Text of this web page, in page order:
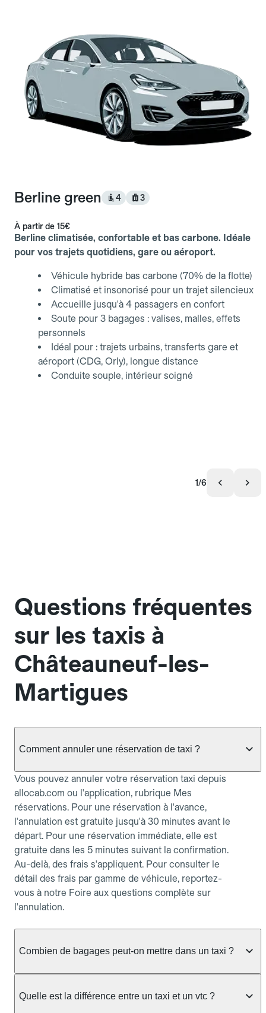
Berline green 4 3
À partir de 15€
Berline climatisée, confortable et bas carbone. Idéale
pour vos trajets quotidiens, gare ou aéroport.
Véhicule hybride bas carbone (70% de la flotte)
Climatisé et insonorisé pour un trajet silencieux
Accueille jusqu'à 4 passagers en confort
Soute pour 3 bagages : valises, malles, effets
personnels
Idéal pour : trajets urbains, transferts gare et
aéroport (CDG, Orly), longue distance
Conduite souple, intérieur soigné
1/6
Questions fréquentes
sur les taxis à
Châteauneuf-les-
Martigues
Comment annuler une réservation de taxi ?
Vous pouvez annuler votre réservation taxi depuis
allocab.com ou l'application, rubrique Mes
réservations. Pour une réservation à l'avance,
l'annulation est gratuite jusqu'à 30 minutes avant le
départ. Pour une réservation immédiate, elle est
gratuite dans les 5 minutes suivant la confirmation.
Au-delà, des frais s'appliquent. Pour consulter le
détail des frais par gamme de véhicule, reportez-
vous à notre Foire aux questions complète sur
l'annulation.
Combien de bagages peut-on mettre dans un taxi ?
taxi berline accueille en général jusqu'à 3 bagages
Quelle est la différence entre un taxi et un vtc ?